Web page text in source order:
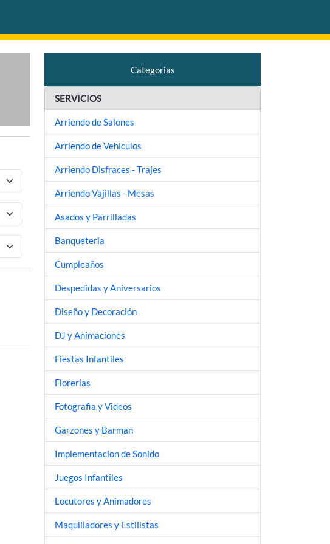
Categorias
SERVICIOS
Arriendo de Salones
Arriendo de Vehiculos
Arriendo Disfraces - Trajes
Arriendo Vajillas - Mesas
Asados y Parrilladas
Banqueteria
Cumpleaños
Despedidas y Aniversarios
Diseño y Decoración
DJ y Animaciones
Fiestas Infantiles
Florerias
Fotografia y Videos
Garzones y Barman
Implementacion de Sonido
Juegos Infantiles
Locutores y Animadores
Maquilladores y Estilistas